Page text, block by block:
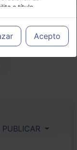
a título
de los
y decidir, en
a lasAcepto
PUBLICAR